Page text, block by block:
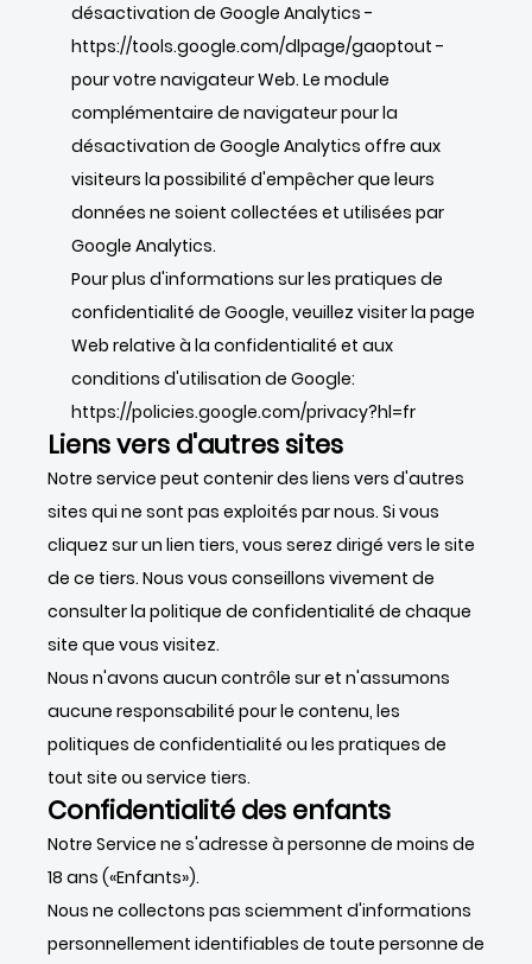
désactivation de Google Analytics -
https://tools.google.com/dlpage/gaoptout -
pour votre navigateur Web. Le module
complémentaire de navigateur pour la
désactivation de Google Analytics offre aux
visiteurs la possibilité d'empêcher que leurs
données ne soient collectées et utilisées par
Google Analytics.
Pour plus d'informations sur les pratiques de
confidentialité de Google, veuillez visiter la page
Web relative à la confidentialité et aux
conditions d'utilisation de Google:
https://policies.google.com/privacy?hl=fr
Liens vers d'autres sites
Notre service peut contenir des liens vers d'autres
sites qui ne sont pas exploités par nous. Si vous
cliquez sur un lien tiers, vous serez dirigé vers le site
de ce tiers. Nous vous conseillons vivement de
consulter la politique de confidentialité de chaque
site que vous visitez.
Nous n'avons aucun contrôle sur et n'assumons
aucune responsabilité pour le contenu, les
politiques de confidentialité ou les pratiques de
tout site ou service tiers.
Confidentialité des enfants
Notre Service ne s'adresse à personne de moins de
18 ans («Enfants»).
Nous ne collectons pas sciemment d'informations
personnellement identifiables de toute personne de